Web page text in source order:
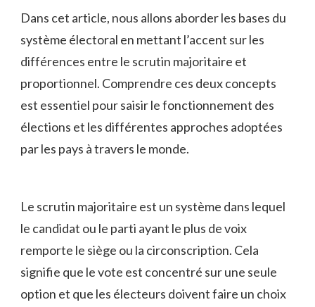
Dans cet ⁢article, nous ⁤allons ⁤aborder les bases ‍du
système électoral en ​mettant ⁢l’accent sur ⁤les
différences entre le‍ scrutin majoritaire et
proportionnel. ‍Comprendre‍ ces deux⁣ concepts
est essentiel pour ⁢saisir⁢ le fonctionnement des
élections et les‍ différentes ⁤approches adoptées
par les pays à travers le monde.
Le​ scrutin‌ majoritaire est un‌ système ​dans lequel
le⁤ candidat ou le parti ayant le plus de voix
remporte le siège ou la circonscription. Cela
signifie que​ le vote est concentré sur⁢ une​ seule
option et que les électeurs ⁢doivent faire un ‍choix